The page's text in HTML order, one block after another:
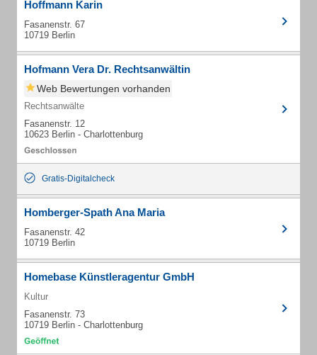
Hoffmann Karin
Fasanenstr. 67
10719 Berlin
Hofmann Vera Dr. Rechtsanwältin
Web Bewertungen vorhanden
Rechtsanwälte
Fasanenstr. 12
10623 Berlin - Charlottenburg
Gratis-Digitalcheck
Homberger-Spath Ana Maria
Fasanenstr. 42
10719 Berlin
Homebase Künstleragentur GmbH
Kultur
Fasanenstr. 73
10719 Berlin - Charlottenburg